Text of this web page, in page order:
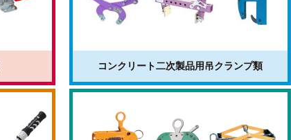
コンクリート二次製品用吊クランプ類